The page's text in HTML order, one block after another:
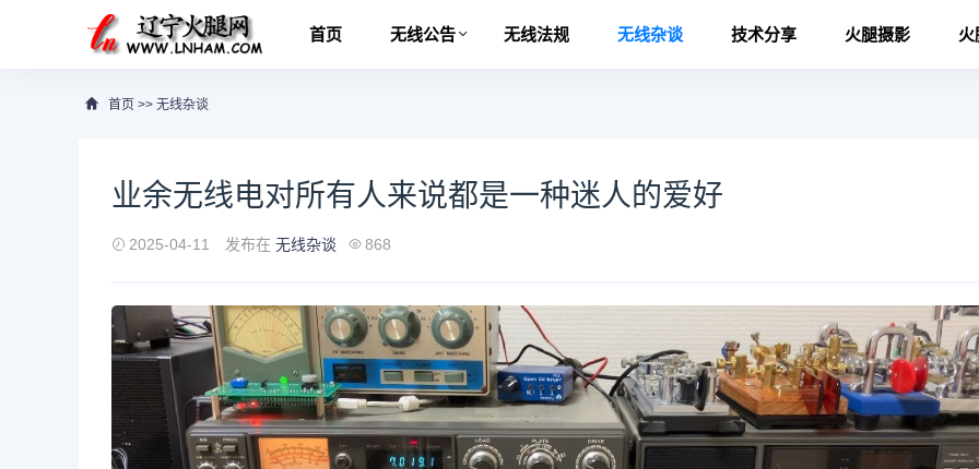
首页 无线公告 无线法规 无线杂谈 技术分享 火腿摄影 火
首页 >> 无线杂谈
业余无线电对所有人来说都是一种迷人的爱好
2025-04-11 发布在 无线杂谈 868